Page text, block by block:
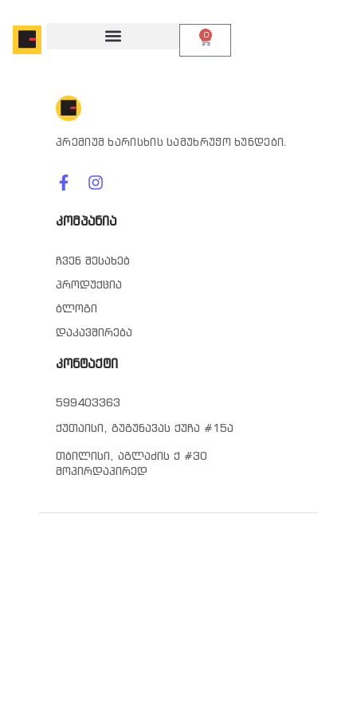
0
პრემიუმ ხარისხის სამუხრუჭო ხუნდები.
კომპანია
ჩვენ შესახებ
პროდუქცია
ბლოგი
დაკავშირება
კონტაქტი
599403363
ქუთაისი, გუგუნავას ქუჩა #15ა
თბილისი, აგლაძის ქ #30
მოპირდაპირედ